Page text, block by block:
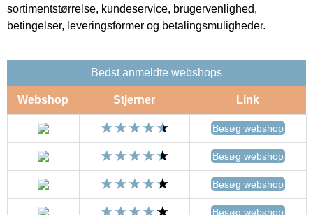
sortimentstørrelse, kundeservice, brugervenlighed,
betingelser, leveringsformer og betalingsmuligheder.
Bedst anmeldte webshops
Webshop Stjerner Link
Besøg webshop
Besøg webshop
Besøg webshop
Besøg webshop